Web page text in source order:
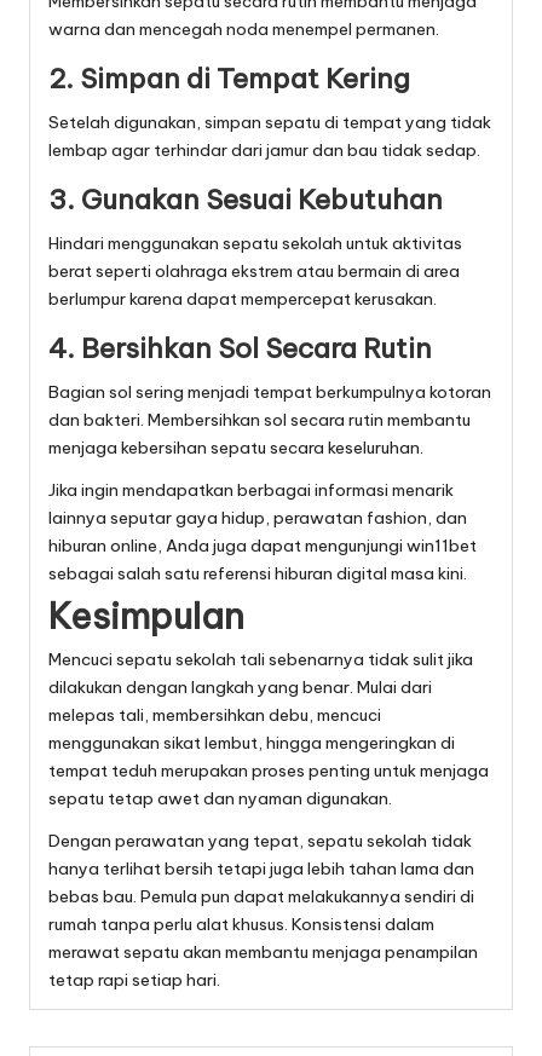
warna dan mencegah noda menempel permanen.
2. Simpan di Tempat Kering
Setelah digunakan, simpan sepatu di tempat yang tidak
lembap agar terhindar dari jamur dan bau tidak sedap.
3. Gunakan Sesuai Kebutuhan
Hindari menggunakan sepatu sekolah untuk aktivitas
berat seperti olahraga ekstrem atau bermain di area
berlumpur karena dapat mempercepat kerusakan.
4. Bersihkan Sol Secara Rutin
Bagian sol sering menjadi tempat berkumpulnya kotoran
dan bakteri. Membersihkan sol secara rutin membantu
menjaga kebersihan sepatu secara keseluruhan.
Jika ingin mendapatkan berbagai informasi menarik
lainnya seputar gaya hidup, perawatan fashion, dan
hiburan online, Anda juga dapat mengunjungi win11bet
sebagai salah satu referensi hiburan digital masa kini.
Kesimpulan
Mencuci sepatu sekolah tali sebenarnya tidak sulit jika
dilakukan dengan langkah yang benar. Mulai dari
melepas tali, membersihkan debu, mencuci
menggunakan sikat lembut, hingga mengeringkan di
tempat teduh merupakan proses penting untuk menjaga
sepatu tetap awet dan nyaman digunakan.
Dengan perawatan yang tepat, sepatu sekolah tidak
hanya terlihat bersih tetapi juga lebih tahan lama dan
bebas bau. Pemula pun dapat melakukannya sendiri di
rumah tanpa perlu alat khusus. Konsistensi dalam
merawat sepatu akan membantu menjaga penampilan
tetap rapi setiap hari.